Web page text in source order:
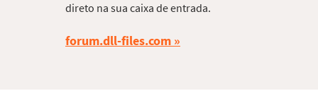
direto na sua caixa de entrada.
forum.dll-files.com